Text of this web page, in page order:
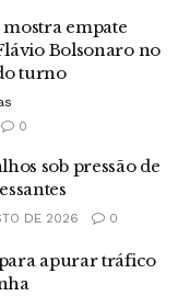
empate
Bolsonaro no
turno
0
sob pressão de
DE 2026 0
apurar tráfico